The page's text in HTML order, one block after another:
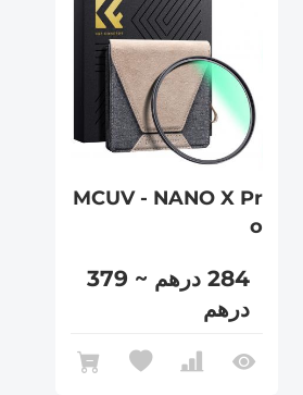
MCUV - NANO X Pr
o
284 درهم ~ 379
درهم